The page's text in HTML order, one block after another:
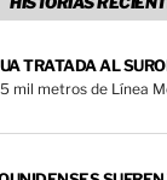
TRATADA AL
mil metros de Línea